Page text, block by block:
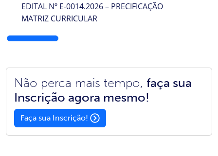
EDITAL Nº E-0014.2026 – PRECIFICAÇÃO
MATRIZ CURRICULAR
Não perca mais tempo, faça sua
Inscrição agora mesmo!
Faça sua Inscrição!